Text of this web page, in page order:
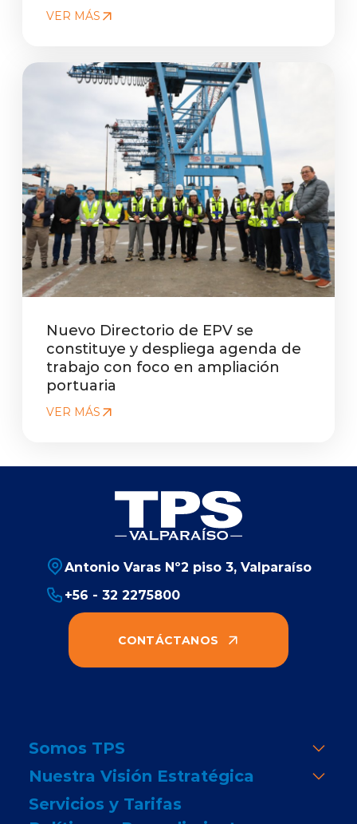
VER MÁS
Nuevo Directorio de EPV se
constituye y despliega agenda de
trabajo con foco en ampliación
portuaria
VER MÁS
Antonio Varas Nº2 piso 3, Valparaíso
+56 - 32 2275800
CONTÁCTANOS
Somos TPS
Nuestra Visión Estratégica
Servicios y Tarifas